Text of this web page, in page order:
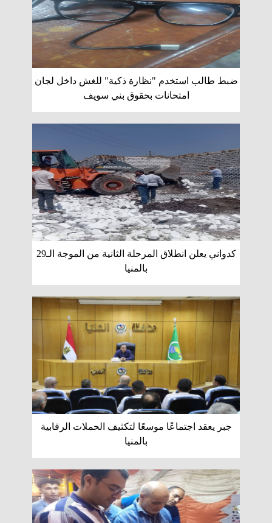
ضبط طالب استخدم "نظارة ذكية" للغش داخل لجان
امتحانات بحقوق بني سويف
كدواني يعلن انطلاق المرحلة الثانية من الموجة الـ29
بالمنيا
جبر يعقد اجتماعًا موسعًا لتكثيف الحملات الرقابية
بالمنيا